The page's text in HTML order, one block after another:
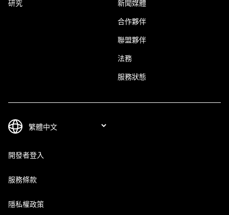
研究 新聞媒體
合作夥伴
聯盟夥伴
法務
服務狀態
開發者登入
服務條款
隱私權政策